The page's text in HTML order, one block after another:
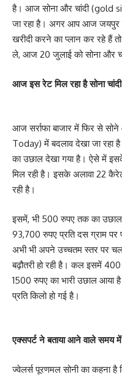
है। आज सोना और चांदी (gold
जा रहा है। अगर आप आज जयपुर
खरीदी करने का प्लान कर रहे हैं
ले, आज 20 जुलाई को सोना और
आज इस रेट मिल रहा है सोना
आज सर्राफा बाजार में फिर से
Today) में बदलाव देखा जा रहा
का उछाल देखा गया है। ऐसे में
मिल रही है। इसके अलावा 22
रही है।
इसमें, भी 500 रुपए तक का
93,700 रुपए प्रति दस ग्राम पर
अभी भी अपने उच्चतम स्तर पर
बढ़ौतरी हो रही है। कल इसमें
1500 रुपए का भारी उछाल आया
प्रति किलो हो गई है।
एक्सपर्ट ने बताया आने वाले समय में
ज्वेलर्स पूरणमल सोनी का कहना है